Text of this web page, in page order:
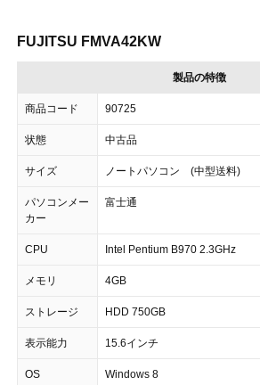
FUJITSU FMVA42KW
製品の特徴
商品コード 90725
状態 中古品
サイズ ノートパソコン (中型送料)
パソコンメー
カー
富士通
CPU Intel Pentium B970 2.3GHz
メモリ 4GB
ストレージ HDD 750GB
表示能力 15.6インチ
OS Windows 8